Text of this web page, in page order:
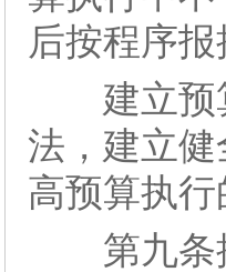
后按程序报
建立预算
法，建立
高预算执
第九条推